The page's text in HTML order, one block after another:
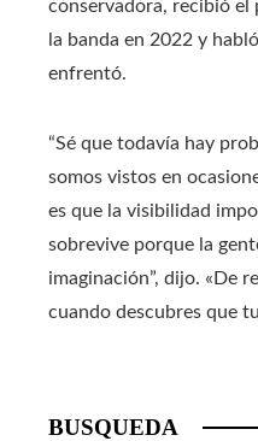
conservadora, recibió el
la banda en 2022 y
enfrentó.
“Sé que todavía hay
somos vistos en
es que la visibilidad
sobrevive porque la
imaginación”, dijo. «De
cuando descubres que
BUSQUEDA